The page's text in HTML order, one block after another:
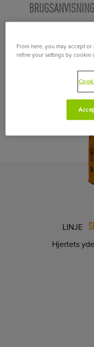
BRUGSANVISNING
FORBIND
LINJE
Hjertets
From here, you may accept
refine your settings by cookie